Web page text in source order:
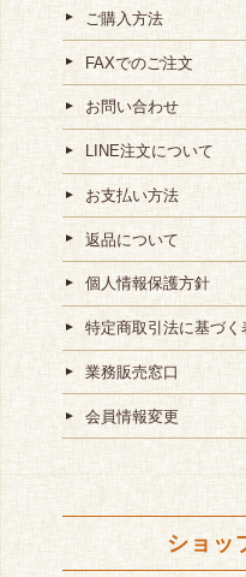
ご購入方法
FAXでのご注文
お問い合わせ
LINE注文について
お支払い方法
返品について
個人情報保護方針
特定商取引法に基づく
業務販売窓口
会員情報変更
ショッ